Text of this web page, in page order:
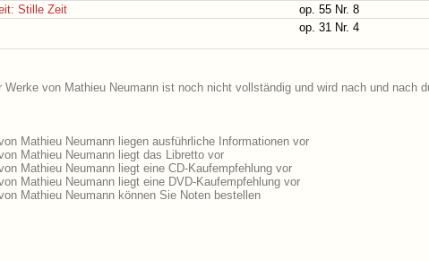
Stille Zeit
op. 55 Nr. 8
op. 31 Nr. 4
Werke von Mathieu Neumann ist noch nicht vollständig und wird nach und nach
Mathieu Neumann liegen ausführliche Informationen vor
Mathieu Neumann liegt das Libretto vor
Mathieu Neumann liegt eine CD-Kaufempfehlung vor
Mathieu Neumann liegt eine DVD-Kaufempfehlung vor
Mathieu Neumann können Sie Noten bestellen